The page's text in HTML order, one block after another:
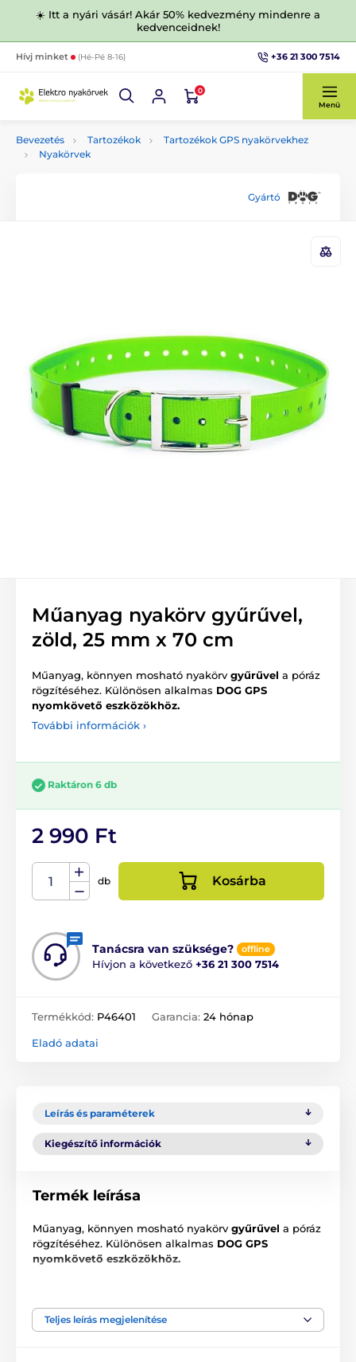
☀️ Itt a nyári vásár! Akár 50% kedvezmény mindenre a
kedvenceidnek!
Hívj minket (Hé-Pé 8-16) +36 21 300 7514
0
Menü
Bevezetés Tartozékok
Tartozékok GPS nyakörvekhez
Nyakörvek
Gyártó
Műanyag nyakörv gyűrűvel,
zöld, 25 mm x 70 cm
Műanyag, könnyen mosható nyakörv gyűrűvel a póráz
rögzítéséhez. Különösen alkalmas DOG GPS
nyomkövető eszközökhöz.
További információk ›
Raktáron 6 db
2 990 Ft
db Kosárba
Tanácsra van szüksége? offline
Hívjon a következő +36 21 300 7514
Termékkód: P46401 Garancia: 24 hónap
Eladó adatai
Leírás és paraméterek
Kiegészítő információk
Termék leírása
Műanyag, könnyen mosható nyakörv gyűrűvel a póráz
rögzítéséhez. Különösen alkalmas DOG GPS
nyomkövető eszközökhöz.
A műszaki specifikációk előzetes értesítés nélkül
változhatnak. A képek csak illusztrációk.
Teljes leírás megjelenítése